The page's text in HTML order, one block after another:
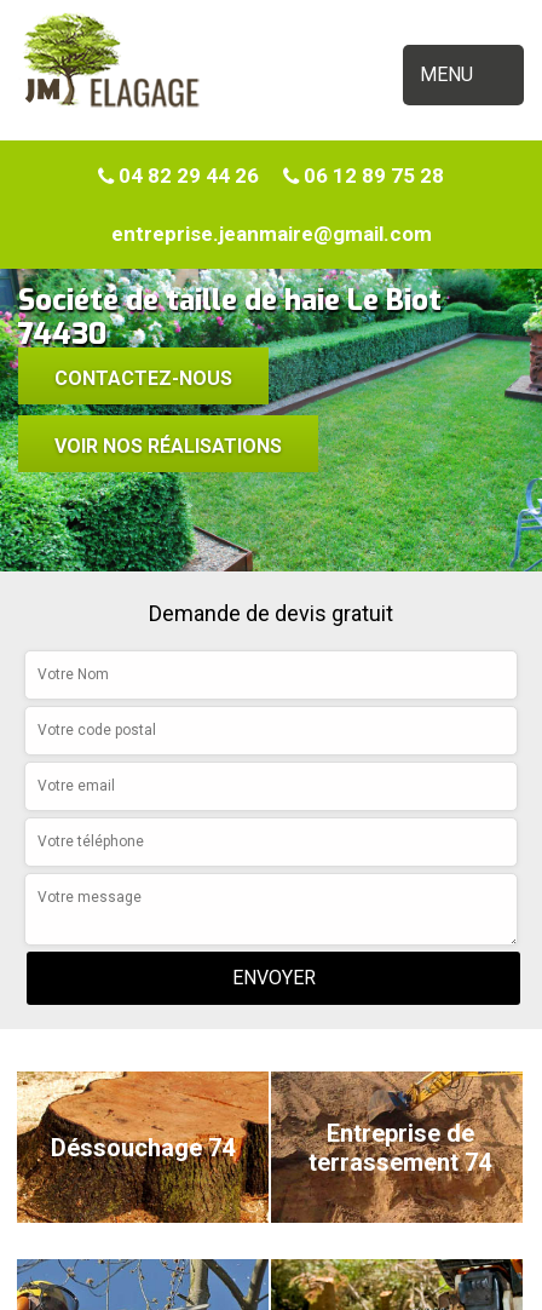
MENU
04 82 29 44 26 06 12 89 75 28
entreprise.jeanmaire@gmail.com
Société de taille de haie Le Biot
74430
CONTACTEZ-NOUS
VOIR NOS RÉALISATIONS
Demande de devis gratuit
Déssouchage 74
Entreprise de
terrassement 74